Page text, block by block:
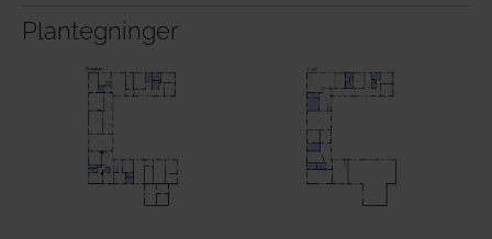
Plantegninger
Show larger version Show larger version